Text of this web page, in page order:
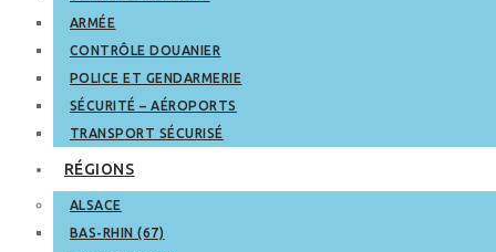
ARMÉE
CONTRÔLE DOUANIER
POLICE ET GENDARMERIE
SÉCURITÉ – AÉROPORTS
TRANSPORT SÉCURISÉ
RÉGIONS
ALSACE
BAS-RHIN (67)